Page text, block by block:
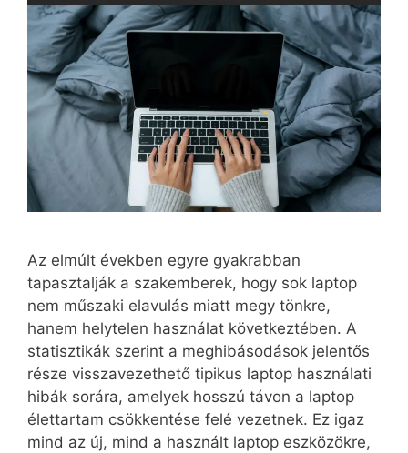
Az elmúlt években egyre gyakrabban
tapasztalják a szakemberek, hogy sok laptop
nem műszaki elavulás miatt megy tönkre,
hanem helytelen használat következtében. A
statisztikák szerint a meghibásodások jelentős
része visszavezethető tipikus laptop használati
hibák sorára, amelyek hosszú távon a laptop
élettartam csökkentése felé vezetnek. Ez igaz
mind az új, mind a használt laptop eszközökre,